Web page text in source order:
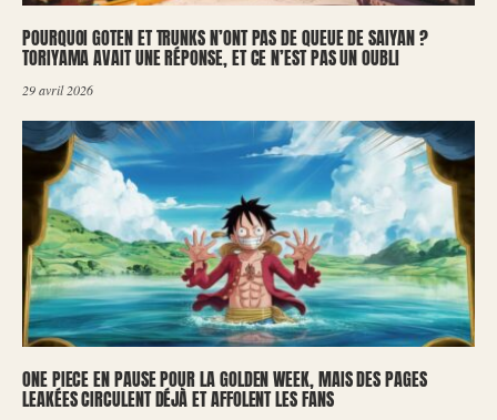
POURQUOI GOTEN ET TRUNKS N’ONT PAS DE QUEUE DE SAIYAN ?
TORIYAMA AVAIT UNE RÉPONSE, ET CE N’EST PAS UN OUBLI
29 avril 2026
ONE PIECE EN PAUSE POUR LA GOLDEN WEEK, MAIS DES PAGES
LEAKÉES CIRCULENT DÉJÀ ET AFFOLENT LES FANS